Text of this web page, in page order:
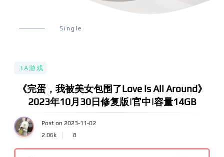
Single
3A游戏
《完蛋，我被美女包围了Love Is All Around》
2023年10月30日修复版|官中|容量14GB
Post on 2023-11-02
2.06k
8